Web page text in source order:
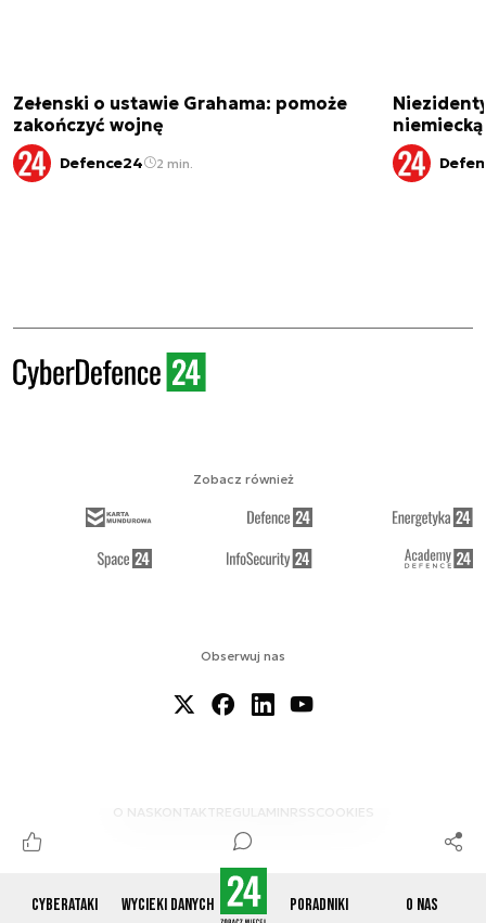
Cyberataki Wycieki danych Poradniki O nas
Zełenski o ustawie Grahama: pomoże
zakończyć wojnę
Defence24 2 min.
Obserwuj nas
O NAS KONTAKTREGULAMINRSS COOKIES
Zobacz również
© 2012-2026 CYBERDEFENCE24